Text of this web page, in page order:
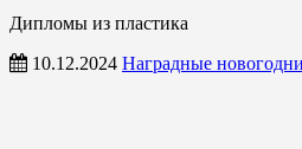
Дипломы из пластика
10.12.2024 Наградные